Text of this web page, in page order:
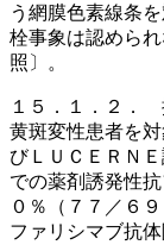
う網膜色素線条
栓事象は認めら
照〕。
１５．１．２．
黄斑変性患者を
びＬＵＣＥＲＮ
での薬剤誘発性
０％（７７／６
ファリシマブ抗